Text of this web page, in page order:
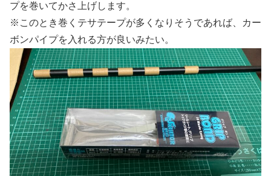
プを巻いてかさ上げします。
※このとき巻くテサテープが多くなりそうであれば、カー
ボンパイプを入れる方が良いみたい。